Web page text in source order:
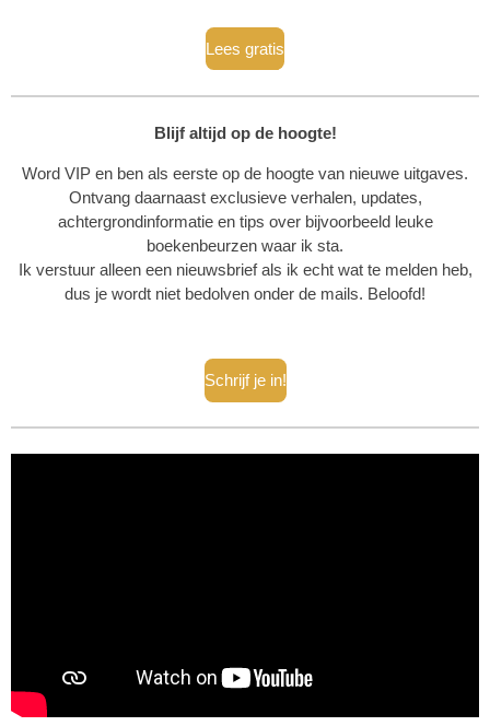
Lees gratis
Blijf altijd op de hoogte!
Word VIP en ben als eerste op de hoogte van nieuwe uitgaves.
Ontvang daarnaast exclusieve verhalen, updates,
achtergrondinformatie en tips over bijvoorbeeld leuke
boekenbeurzen waar ik sta.
Ik verstuur alleen een nieuwsbrief als ik echt wat te melden heb,
dus je wordt niet bedolven onder de mails. Beloofd!
Schrijf je in!